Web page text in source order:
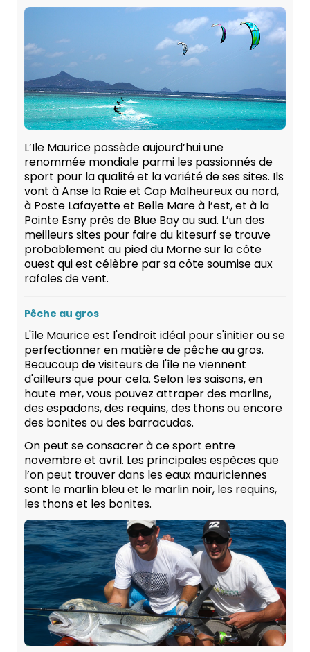
L’Ile Maurice possède aujourd’hui une
renommée mondiale parmi les passionnés de
sport pour la qualité et la variété de ses sites. Ils
vont à Anse la Raie et Cap Malheureux au nord,
à Poste Lafayette et Belle Mare à l’est, et à la
Pointe Esny près de Blue Bay au sud. L’un des
meilleurs sites pour faire du kitesurf se trouve
probablement au pied du Morne sur la côte
ouest qui est célèbre par sa côte soumise aux
rafales de vent.
Pêche au gros
L'île Maurice est l'endroit idéal pour s'initier ou se
perfectionner en matière de pêche au gros.
Beaucoup de visiteurs de l'île ne viennent
d'ailleurs que pour cela. Selon les saisons, en
haute mer, vous pouvez attraper des marlins,
des espadons, des requins, des thons ou encore
des bonites ou des barracudas.
On peut se consacrer à ce sport entre
novembre et avril. Les principales espèces que
l’on peut trouver dans les eaux mauriciennes
sont le marlin bleu et le marlin noir, les requins,
les thons et les bonites.